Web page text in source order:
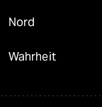
Nord
Wahrheit